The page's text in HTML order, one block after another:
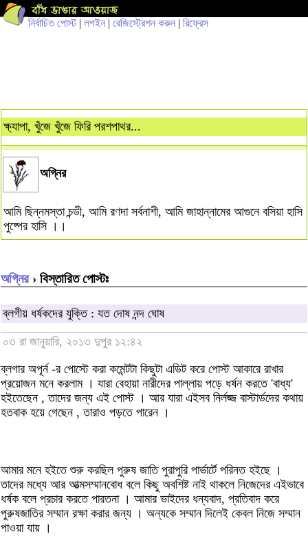
নির্বাচিত পোস্ট| লগইন | রেজিস্ট্রেশন করুন | রিফ্রেস
ক্ষ্যাপা, খুঁজে খুঁজে ফিরি পরশপাথর...
অগ্নির
আমি ছিন্নমস্তা চন্ডী, আমি রণদা সর্বনাশী, আমি জাহান্নামের আগুনে বসিয়া হাসি
পুষ্পের হাসি ।।
অগ্নির› বিস্তারিত পোস্টঃ
ব্লগীয় ধর্ষকদের যুক্তি : যত দোষ নন্দ ঘোষ
০৩ রা জানুয়ারি, ২০১৩ দুপুর ১২:৪২
ব্লগার অপূর্ন -র পোস্টে করা কমেন্টটা কিছুটা এডিট করে পোস্ট আকারে রাখার
প্রয়োজন মনে করলাম । যারা বেহায়া নারীদের পাল্লায় পড়ে ধর্ষন করতে 'বাধ্য'
হইতেছেন , তাদের জন্য এই পোস্ট । আর যারা এইসব নির্লজ্জ বাস্টার্ডদের কথায়
হতবাক হয়ে গেছেন , তারাও পড়তে পারেন ।
আমার মনে হইতে শুরু করছিল পুরুষ জাতি পুরাপুরি পার্ভার্টে পরিনত হইছে ।
তাদের মধ্যে আর আত্মসম্মানবোধ বলে কিছু অবশিষ্ট নাই থাকলে নিজেদের এইভাবে
ধর্ষক বলে প্রচার করতে পারতনা । আমার ভাইদের ধন্যবাদ, প্রতিবাদ করে
পুরুষজাতির সম্মান রক্ষা করার জন্য । অন্যকে সম্মান দিলেই কেবল নিজে সম্মান
পাওয়া যায় ।